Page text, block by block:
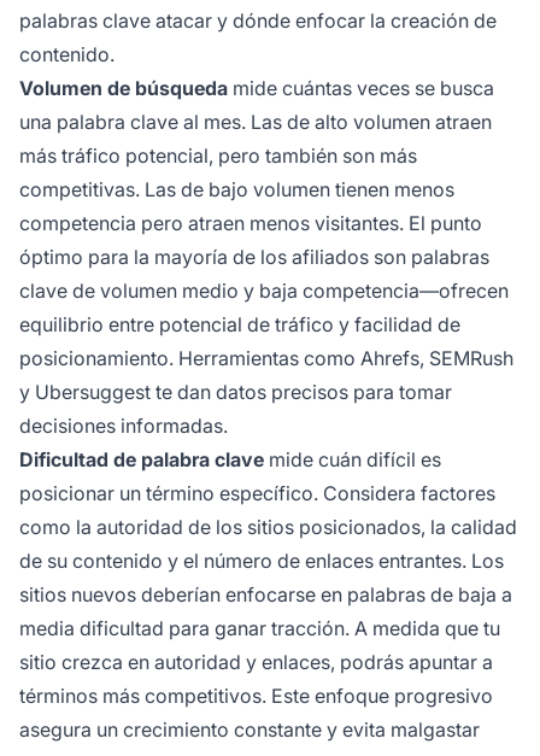
palabras clave atacar y dónde enfocar la creación de
contenido.
Volumen de búsqueda mide cuántas veces se busca
una palabra clave al mes. Las de alto volumen atraen
más tráfico potencial, pero también son más
competitivas. Las de bajo volumen tienen menos
competencia pero atraen menos visitantes. El punto
óptimo para la mayoría de los afiliados son palabras
clave de volumen medio y baja competencia—ofrecen
equilibrio entre potencial de tráfico y facilidad de
posicionamiento. Herramientas como Ahrefs, SEMRush
y Ubersuggest te dan datos precisos para tomar
decisiones informadas.
Dificultad de palabra clave mide cuán difícil es
posicionar un término específico. Considera factores
como la autoridad de los sitios posicionados, la calidad
de su contenido y el número de enlaces entrantes. Los
sitios nuevos deberían enfocarse en palabras de baja a
media dificultad para ganar tracción. A medida que tu
sitio crezca en autoridad y enlaces, podrás apuntar a
términos más competitivos. Este enfoque progresivo
asegura un crecimiento constante y evita malgastar